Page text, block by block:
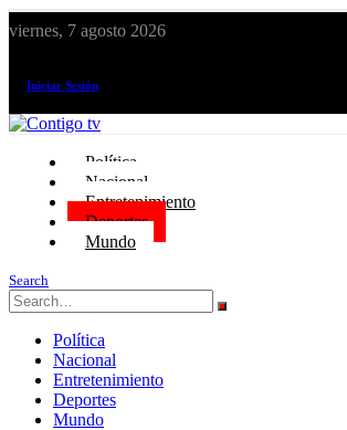
viernes, 7 agosto 2026
Iniciar Sesión
Política
Nacional
Entretenimiento
Deportes
Mundo
Search
Política
Nacional
Entretenimiento
Deportes
Mundo